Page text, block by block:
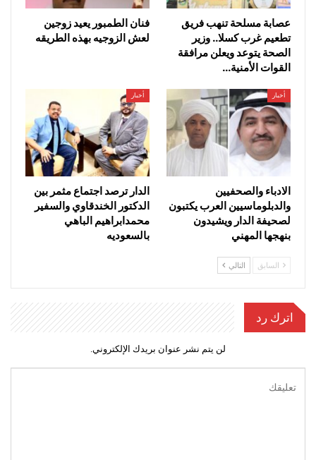
عصابة مسلحة تنهب فريق
تطعيم غرب كسلا.. وزير
الصحة يتوعد ويعلن مرافقة
القوات الأمنية…
فنان الطمبور يعيد زوجين
لعش الزوجيه بهذه الطريقه
أخبار
الادباء والصحفيين
والدبلوماسيين العرب يكتبون
لصحيفة الدار ويشيدون
بنهجها المهني
أخبار
الدار ترصد اجتماع مثمر بين
الدكتور الخندقاوي والسفير
محمدابراهيم الباهي
بالسعوديه
السابق التالي
اترك رد
لن يتم نشر عنوان بريدك الإلكتروني.